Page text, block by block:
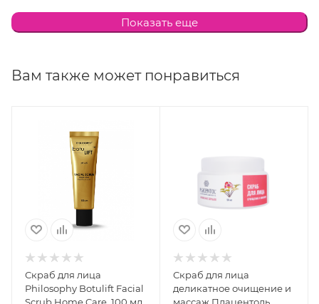
швейцарских растений и последние научные
разработки в косметологии. Эффективность
для усиления эффективности благодаря более
глубокому проникновению активных
ингредиентов, один – два раза в неделю.
Наносится массажными движениями на лицо,
кроме области вокруг глаз и губ. Смывается
на сухую кожу лица, для более мягкого пилинга –
на влажную. Не наносить на раздраженную или
поврежденную кожу. Подходит для всех типов
Показать еще
Вам также может понравиться
Скраб для лица
Philosophy Botulift Facial
Скраб для лица
деликатное очищение и